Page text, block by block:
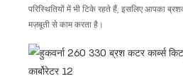
परिस्थितियों में भी टिके रहते हैं, इसलिए आपका
मज़बूती से काम करता है।